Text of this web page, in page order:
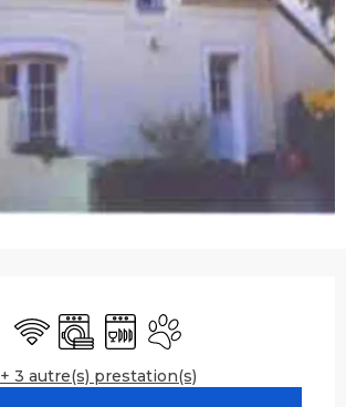
WiFi Lave lingeLave vaisselle
Animaux acceptés
+ 3 autre(s) prestation(s)